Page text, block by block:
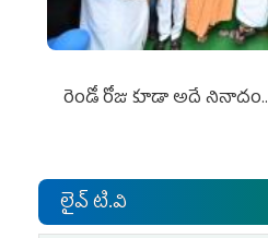
రెండో రోజు కూడా అదే నినాదం..
లైవ్ టి.వి